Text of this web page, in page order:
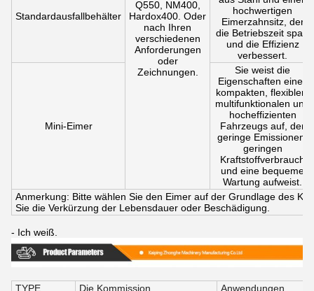
Q550, NM400,
Hardox400. Oder
nach Ihren
verschiedenen
Anforderungen
oder
Zeichnungen.
Standardausfallbehälter
hochwertigen
Eimerzahnsitz, der
die Betriebszeit spart
und die Effizienz
verbessert.
Mini-Eimer
Sie weist die
Eigenschaften eines
kompakten, flexiblen,
multifunktionalen und
hocheffizienten
Fahrzeugs auf, der
geringe Emissionen,
geringen
Kraftstoffverbrauch
und eine bequeme
Wartung aufweist.
Anmerkung: Bitte wählen Sie den Eimer auf der Grundlage des
Sie die Verkürzung der Lebensdauer oder Beschädigung.
- Ich weiß.
TYPE Die Kommission Anwendungen